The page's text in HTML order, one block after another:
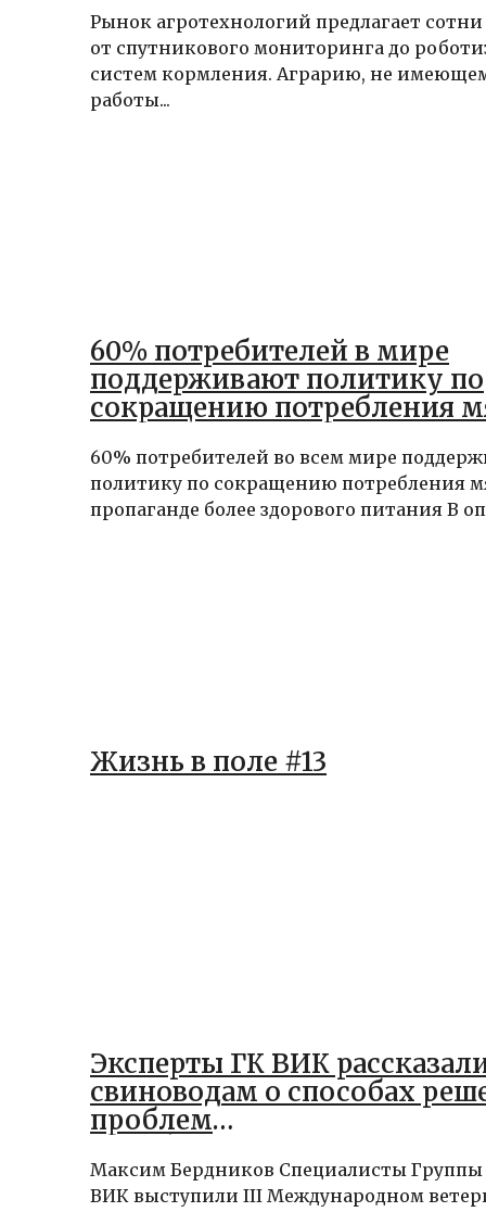
Рынок агротехнологий предлагает
от спутникового мониторинга до
систем кормления. Аграрию, не
работы...
60% потребителей в мире
поддерживают политику по
сокращению потребления
60% потребителей во всем мире
политику по сокращению потребления
пропаганде более здорового питания В
Жизнь в поле #13
Эксперты ГК ВИК
свиноводам о способах
проблем
теплового стресса
Максим Бердников Специалисты
ВИК выступили III Международном